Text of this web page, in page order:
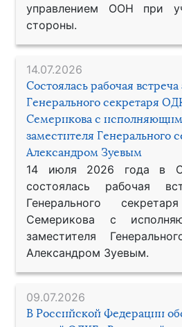
управлением ООН при
стороны.
14.07.2026
Состоялась рабочая
Генерального секретаря
Семерикова с исполняющим
заместителя Генерального
Александром Зуевым
14 июля 2026 года в
состоялась рабочая
Генерального
Семерикова с
заместителя
Александром Зуевым.
09.07.2026
В Российской Федерации